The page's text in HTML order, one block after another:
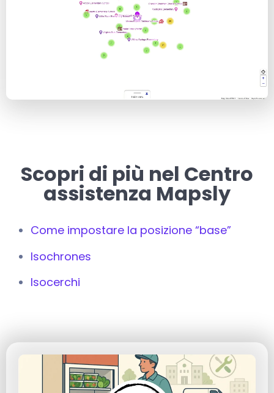
Scopri di più nel Centro
assistenza Mapsly
Come impostare la posizione “base”
Isochrones
Isocerchi